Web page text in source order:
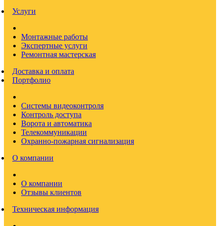
Услуги
Монтажные работы
Экспертные услуги
Ремонтная мастерская
Доставка и оплата
Портфолио
Системы видеоконтроля
Контроль доступа
Ворота и автоматика
Телекоммуникации
Охранно-пожарная сигнализация
О компании
О компании
Отзывы клиентов
Техническая информация